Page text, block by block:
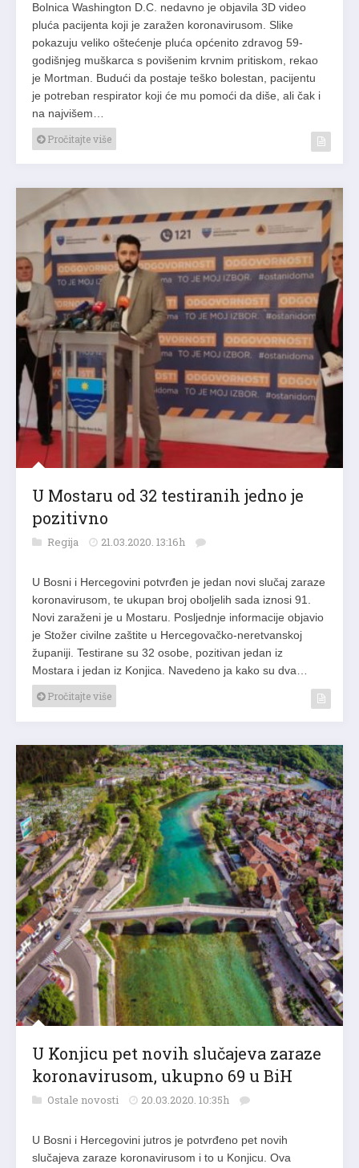
Bolnica Washington D.C. nedavno je objavila 3D video
pluća pacijenta koji je zaražen koronavirusom. Slike
pokazuju veliko oštećenje pluća općenito zdravog 59-
godišnjeg muškarca s povišenim krvnim pritiskom, rekao
je Mortman. Budući da postaje teško bolestan, pacijentu
je potreban respirator koji će mu pomoći da diše, ali čak i
na najvišem…
Pročitajte više
U Mostaru od 32 testiranih jedno je
pozitivno
Regija 21.03.2020. 13:16h
U Bosni i Hercegovini potvrđen je jedan novi slučaj zaraze
koronavirusom, te ukupan broj oboljelih sada iznosi 91.
Novi zaraženi je u Mostaru. Posljednje informacije objavio
je Stožer civilne zaštite u Hercegovačko-neretvanskoj
županiji. Testirane su 32 osobe, pozitivan jedan iz
Mostara i jedan iz Konjica. Navedeno ja kako su dva…
Pročitajte više
U Konjicu pet novih slučajeva zaraze
koronavirusom, ukupno 69 u BiH
Ostale novosti 20.03.2020. 10:35h
U Bosni i Hercegovini jutros je potvrđeno pet novih
slučajeva zaraze koronavirusom i to u Konjicu. Ova